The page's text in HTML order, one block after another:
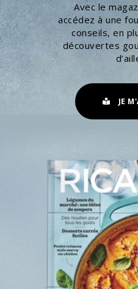
Avec le
accédez à une
conseils, en
découvertes
JE